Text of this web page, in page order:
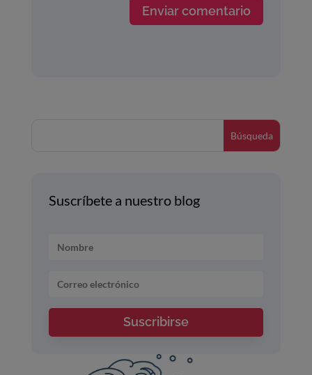
Enviar comentario
Suscríbete a nuestro blog
Suscribirse